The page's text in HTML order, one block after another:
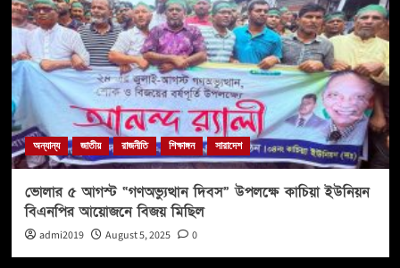
অন্যান্য জাতীয় রাজনীতি শিক্ষাঙ্গন সারাদেশ
ভোলার ৫ আগস্ট “গণঅভ্যুত্থান দিবস” উপলক্ষে কাচিয়া ইউনিয়ন
বিএনপির আয়োজনে বিজয় মিছিল
admi2019 August 5, 2025 0